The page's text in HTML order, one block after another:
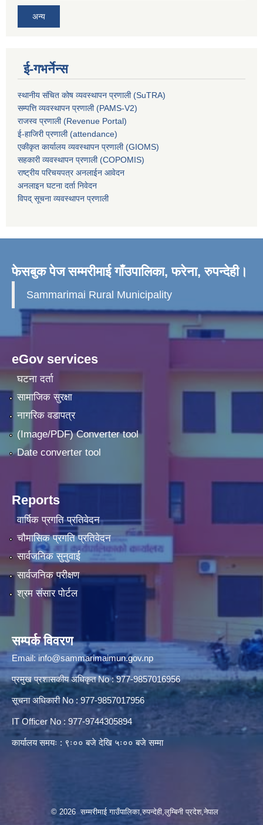
अन्य
ई-गभर्नेन्स
स्थानीय संचित कोष व्यवस्थापन प्रणाली (SuTRA)
सम्पत्ति व्यवस्थापन प्रणाली (PAMS-V2)
राजस्व प्रणाली (Revenue Portal)
ई-हाजिरी प्रणाली (attendance)
एकीकृत कार्यालय व्यवस्थापन प्रणाली (GIOMS)
सहकारी व्यवस्थापन प्रणाली (COPOMIS)
राष्ट्रीय परिचयपत्र अनलाईन आवेदन
अनलाइन घटना दर्ता निवेदन
विपद् सूचना व्यवस्थापन प्रणाली
फेसबुक पेज सम्मरीमाई गाँउपालिका, फरेना, रुपन्देही।
Sammarimai Rural Municipality
eGov services
घटना दर्ता
सामाजिक सुरक्षा
नागरिक वडापत्र
(Image/PDF) Converter tool
Date converter tool
Reports
वार्षिक प्रगति प्रतिवेदन
चौमासिक प्रगति प्रतिवेदन
सार्वजनिक सुनुवाई
सार्वजनिक परीक्षण
श्रम संसार पोर्टल
सम्पर्क विवरण
Email: info@sammarimaimun.gov.np
प्रमुख प्रशासकीय अधिकृत No : 977-9857016956
सूचना अधिकारी No : 977-9857017956
IT Officer No : 977-9744305894
कार्यालय समयः : ९ः०० बजे देखि ५ः०० बजे सम्मा
© 2026 सम्मरीमाई गाउँपालिका,रुपन्देही,लुम्बिनी प्रदेश,नेपाल